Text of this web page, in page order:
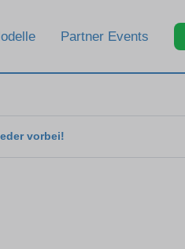
Partner Events
vorbei!